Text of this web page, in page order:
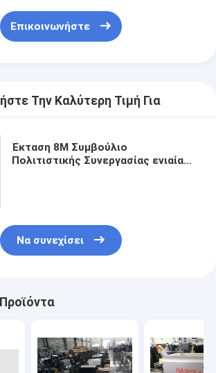
Επικοινωνήστε
Την Καλύτερη Τιμή Για
Έκταση 8M Συμβούλιο
Πολιτιστικής Συνεργασίας ενιαία
Να συνεχίσει